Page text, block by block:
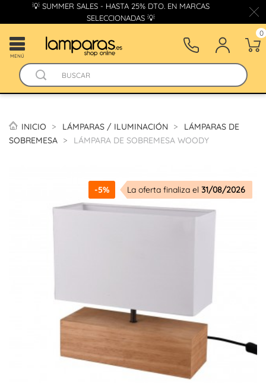
💡 SUMMER SALES - HASTA 25% DTO. EN MARCAS
SELECCIONADAS 💡
MENÚ
0
INICIO LÁMPARAS / ILUMINACIÓN
LÁMPARAS DE
SOBREMESA
LÁMPARA DE SOBREMESA WOODY
-5% La oferta finaliza el 31/08/2026